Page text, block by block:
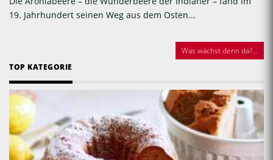
19. Jahrhundert seinen Weg aus dem Osten...
Was wächst denn da?...
TOP KATEGORIE